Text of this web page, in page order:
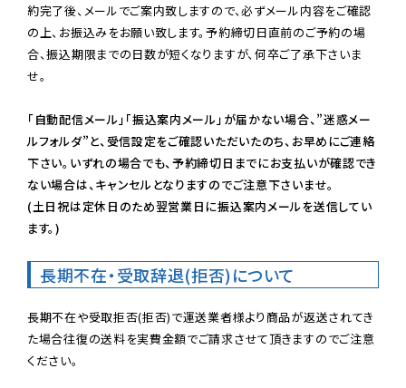
約完了後、メールでご案内致しますので、必ずメール内容をご確認
の上、お振込みをお願い致します。予約締切日直前のご予約の場
合、振込期限までの日数が短くなりますが、何卒ご了承下さいま
せ。
「自動配信メール」「振込案内メール」が届かない場合、”迷惑メー
ルフォルダ”と、受信設定をご確認いただいたのち、お早めにご連絡
下さい。いずれの場合でも、予約締切日までにお支払いが確認でき
ない場合は、キャンセルとなりますのでご注意下さいませ。
(土日祝は定休日のため翌営業日に振込案内メールを送信してい
ます。)
長期不在・受取辞退(拒否)について
長期不在や受取拒否(拒否)で運送業者様より商品が返送されてき
た場合往復の送料を実費金額でご請求させて頂きますのでご注意
ください。